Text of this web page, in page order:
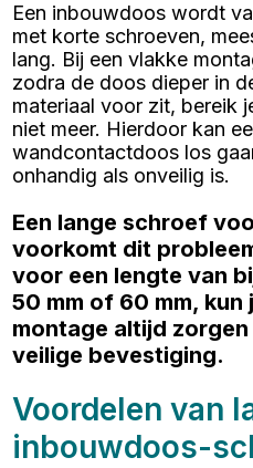
Een inbouwdoos wordt
met korte schroeven,
lang. Bij een vlakke
zodra de doos dieper in
materiaal voor zit, bereik
niet meer. Hierdoor kan
wandcontactdoos los
onhandig als onveilig is.
Een lange schroef
voorkomt dit
voor een lengte van
50 mm of 60 mm,
montage altijd
veilige bevestiging.
Voordelen van
inbouwdoos-